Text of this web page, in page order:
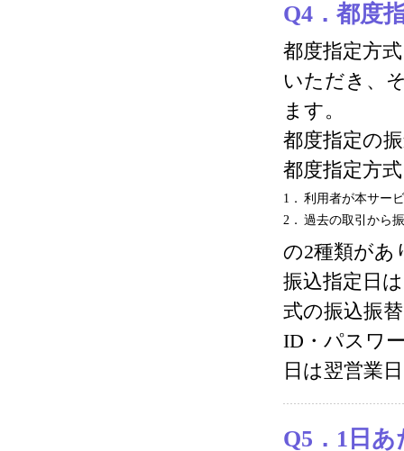
Q4．都度
都度指定方
いただき、
ます。
都度指定の
都度指定方
1． 利用者が本サー
2． 過去の取引から
の2種類があ
振込指定日
式の振込振
ID・パスワ
日は翌営業
Q5．1日